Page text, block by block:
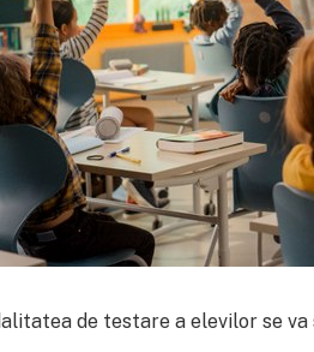
de testare a elevilor se